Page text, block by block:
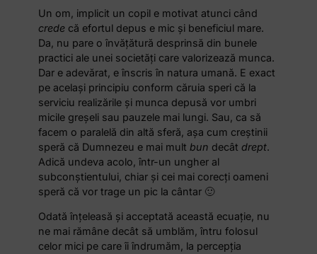
Un om, implicit un copil e motivat atunci când
crede că efortul depus e mic și beneficiul mare.
Da, nu pare o învățătură desprinsă din bunele
practici ale unei societăți care valorizează munca.
Dar e adevărat, e înscris în natura umană. E exact
pe același principiu conform căruia speri că la
serviciu realizările și munca depusă vor umbri
micile greșeli sau pauzele mai lungi. Sau, ca să
facem o paralelă din altă sferă, așa cum creștinii
speră că Dumnezeu e mai mult bun decât drept.
Adică undeva acolo, într-un ungher al
subconștientului, chiar și cei mai corecți oameni
speră că vor trage un pic la cântar 🙂
Odată înțeleasă și acceptată această ecuație, nu
ne mai rămâne decât să umblăm, întru folosul
celor mici pe care îi îndrumăm, la percepția